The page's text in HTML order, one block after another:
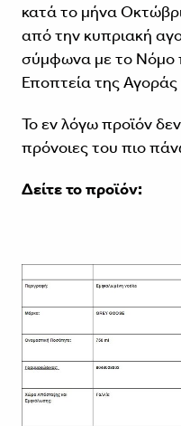
κατά το μήνα
από την κυπριακή
σύμφωνα με το Νόμο
Εποπτεία της
Το εν λόγω προϊόν
πρόνοιες του πιο
Δείτε το προϊόν: